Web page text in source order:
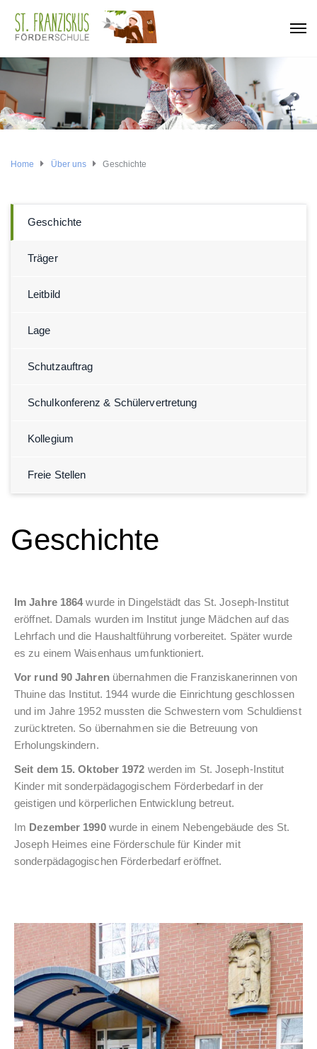
Home Über uns Geschichte
Geschichte
Träger
Leitbild
Lage
Schutzauftrag
Schulkonferenz & Schülervertretung
Kollegium
Freie Stellen
Geschichte
Im Jahre 1864wurde in Dingelstädt das St. Joseph-Institut
eröffnet. Damals wurden im Institut junge Mädchen auf das
Lehrfach und die Haushaltführung vorbereitet. Später wurde
es zu einem Waisenhaus umfunktioniert.
Vor rund 90 Jahrenübernahmen die Franziskanerinnen von
Thuine das Institut. 1944 wurde die Einrichtung geschlossen
und im Jahre 1952 mussten die Schwestern vom Schuldienst
zurücktreten. So übernahmen sie die Betreuung von
Erholungskindern.
Seit dem 15. Oktober 1972 werden im St. Joseph-Institut
Kinder mit sonderpädagogischem Förderbedarf in der
geistigen und körperlichen Entwicklung betreut.
Im Dezember 1990wurde in einem Nebengebäude des St.
Joseph Heimes eine Förderschule für Kinder mit
sonderpädagogischen Förderbedarf eröffnet.